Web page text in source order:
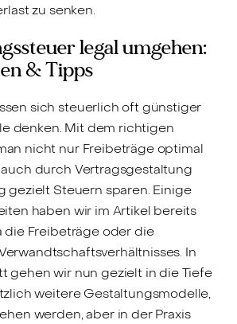
zu senken.
legal umgehen:
& Tipps
sich steuerlich oft günstiger
denken. Mit dem richtigen
nicht nur Freibeträge optimal
durch Vertragsgestaltung
gezielt Steuern sparen. Einige
haben wir im Artikel bereits
die Freibeträge oder die
In
gehen wir nun gezielt in die Tiefe
weitere Gestaltungsmodelle,
werden, aber in der Praxis